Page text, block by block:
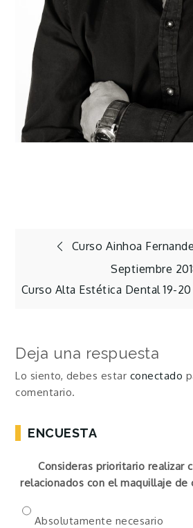
Navegación
de
Curso Ainhoa
Septiembre
Curso Alta Estética Dental 19-
Deja una respuesta
Lo siento, debes estar conectado
comentario.
ENCUESTA
Consideras prioritario realizar
relacionados con el maquillaje de
Absolutamente necesario